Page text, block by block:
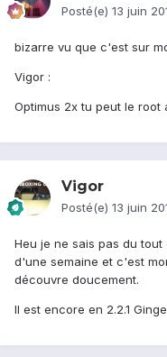
Posté(e) 13 juin
bizarre vu que c'est sur
Vigor :
Optimus 2x tu peut le root
Vigor
Posté(e) 13 juin
Heu je ne sais pas du
d'une semaine et c'est
découvre doucement.
Il est encore en 2.2.1